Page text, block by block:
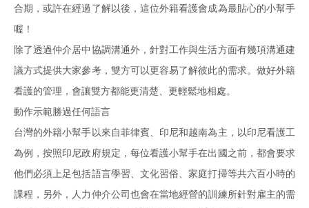
合期，或許在經過了解以後，這位外籍看護會成為最貼心的小幫手
喔！
除了透過仲介居中協調溝通外，針對工作與生活方面有幾項溝通建
議方式提供大家參考，雙方可以更容易了解彼此的需求。做好外籍
看護的管理，會讓雙方都能更清楚、更輕鬆地相處。
動作示範勝過任何語言
台灣的外籍小幫手以來自菲律賓、印尼和越南為主，以印尼看護工
為例，按照印尼政府規定，每位看護小幫手在出國之前，都會要求
他們必須上足包括語言學習、文化習俗、家庭打掃等共六百小時的
課程，另外，人力仲介公司也會在當地經營的訓練所針對雇主的需